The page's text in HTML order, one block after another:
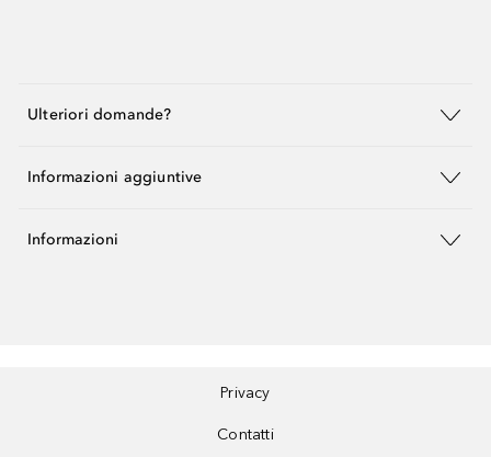
Ulteriori domande?
Informazioni aggiuntive
Informazioni
Privacy
Contatti